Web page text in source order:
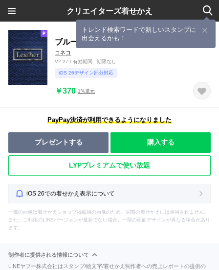
クリエイターズ着せかえ
トレンド検索ワードで新しいスタンプに
出会えるかも！
ブルーレザーの着せ替え ver.シルバー
コネコ
V2.27 / 有効期間 - 期限なし
iOS 26デザイン部分対応
￥370 1%還元
PayPay決済が利用できるようになりました
プレゼントする 購入する
LYPプレミアムで使い放題
iOS 26での着せかえ表示について
一部の画像は着せかえショップ掲載用の画像のため、実際の着せかえには適用されません。
また、ご利用のLINEバージョンが最新でない場合、一部の画面デザインが異なる場合があり
ます。
制作者に提供される情報について
LINEヤフー株式会社はスタンプ/絵文字/着せかえ制作者への売上レポートの提供の